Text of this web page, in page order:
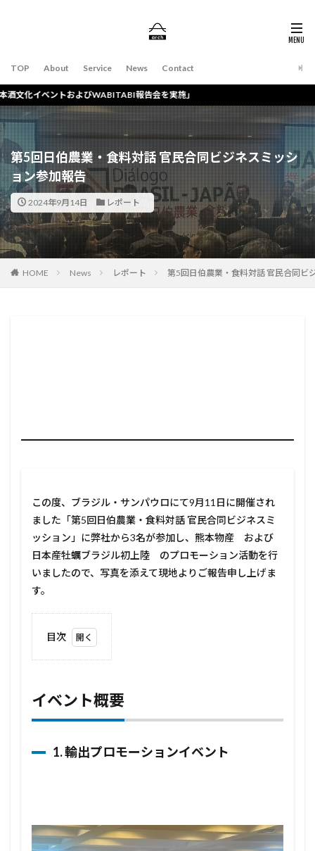
TOP About Service News Contact
報告会を実施」
第5回日伯農業・食料対話 官民合同ビジネスミッシ
ョン参加報告
2024年9月14日 レポート
HOME News レポート 第5回日伯農業・食料対話 官民合同ビ
この度、ブラジル・サンパウロにて9月11日に開催され
ました「第5回日伯農業・食料対話 官民合同ビジネスミ
ッション」に弊社から3名が参加し、熊本物産 および
日本産牡蠣ブラジル初上陸 のプロモーション活動を行
いましたので、写真を添えて現地よりご報告申し上げま
す。
目次
概要
出プ
ロモ
1.2
2. 展
イベント概要
1. 輸出プロモーションイベント